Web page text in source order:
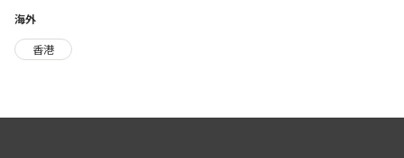
海外
香港